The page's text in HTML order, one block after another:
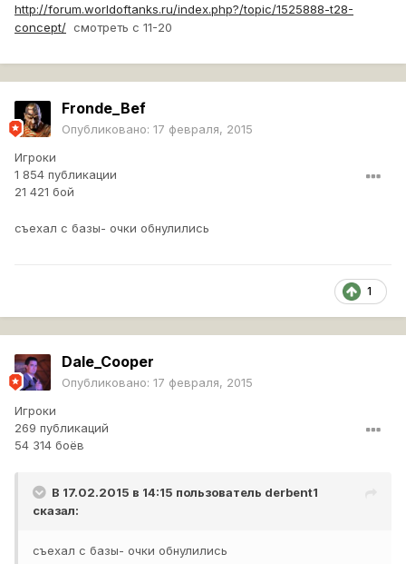
http://forum.worldoftanks.ru/index.php?/topic/1525888-t28-
concept/ смотреть с 11-20
Fronde_Bef
Опубликовано: 17 февраля, 2015
Игроки
1 854 публикации
21 421 бой
съехал с базы- очки обнулились
1
Dale_Cooper
Опубликовано: 17 февраля, 2015
Игроки
269 публикаций
54 314 боёв
В 17.02.2015 в 14:15 пользователь derbent1
сказал:
съехал с базы- очки обнулились